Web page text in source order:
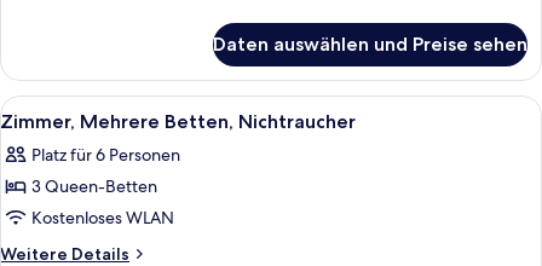
2 Queen-
Betten,
Nichtraucher
Daten auswählen und Preise sehen
Alle
Fotos
für
Zimmer,
Mehrere
Betten,
Ein Hotelzimmer mit zwei Betten,
5
Zimmer, Mehrere Betten, Nichtraucher
Platz für 6 Personen
3 Queen-Betten
Kostenloses WLAN
Weitere Details
Weitere